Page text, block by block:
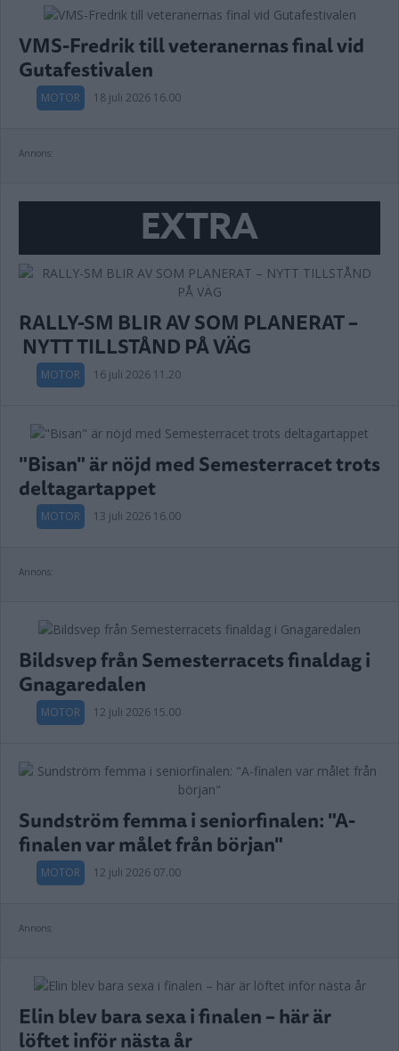
VMS-Fredrik till veteranernas final vid
Gutafestivalen
MOTOR 18 juli 2026 16.00
Annons:
EXTRA
RALLY-SM BLIR AV SOM PLANERAT –
NYTT TILLSTÅND PÅ VÄG
MOTOR 16 juli 2026 11.20
"Bisan" är nöjd med Semesterracet trots
deltagartappet
MOTOR 13 juli 2026 16.00
Annons:
Bildsvep från Semesterracets finaldag i
Gnagaredalen
MOTOR 12 juli 2026 15.00
Sundström femma i seniorfinalen: "A-
finalen var målet från början"
MOTOR 12 juli 2026 07.00
Annons:
Elin blev bara sexa i finalen – här är
löftet inför nästa år